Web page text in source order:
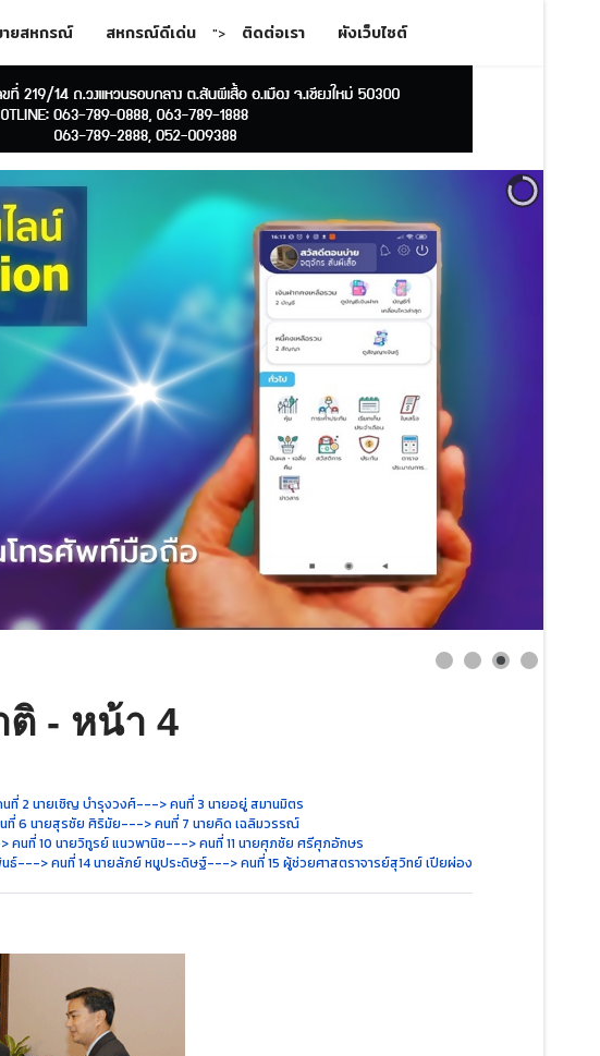
ยสหกรณ์ สหกรณ์ดีเด่น "> ติดต่อเรา ผังเว็บไซต์
- หน้า 4
ที่ 2 นายเชิญ บำรุงวงศ์---> คนที่ 3 นายอยู่ สมานมิตร
6 นายสุรชัย ศิริมัย---> คนที่ 7 นายคิด เฉลิมวรรณ์
คนที่ 10 นายวิทูรย์ แนวพานิช---> คนที่ 11 นายศุภชัย ศรีศุภอักษร
ธ์---> คนที่ 14 นายลัภย์ หนูประดิษฐ์---> คนที่ 15 ผู้ช่วยศาสตราจารย์สุวิทย์ เปียผ่อง